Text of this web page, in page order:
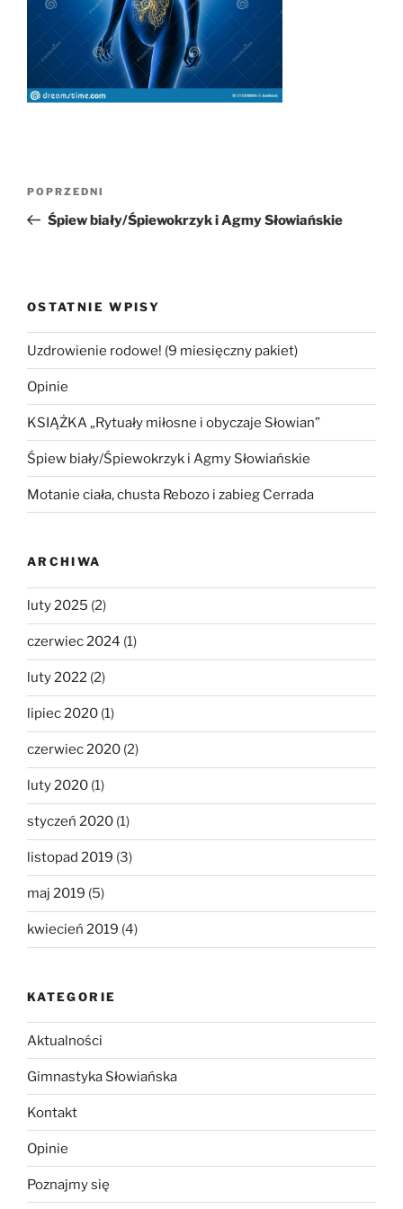
Nawigacja
wpisu
Poprzedni
wpis
POPRZEDNI
Śpiew biały/Śpiewokrzyk i Agmy Słowiańskie
OSTATNIE WPISY
Uzdrowienie rodowe! (9 miesięczny pakiet)
Opinie
KSIĄŻKA „Rytuały miłosne i obyczaje Słowian”
Śpiew biały/Śpiewokrzyk i Agmy Słowiańskie
Motanie ciała, chusta Rebozo i zabieg Cerrada
ARCHIWA
luty 2025 (2)
czerwiec 2024 (1)
luty 2022 (2)
lipiec 2020 (1)
czerwiec 2020 (2)
luty 2020 (1)
styczeń 2020 (1)
listopad 2019 (3)
maj 2019 (5)
kwiecień 2019 (4)
KATEGORIE
Aktualności
Gimnastyka Słowiańska
Kontakt
Opinie
Poznajmy się